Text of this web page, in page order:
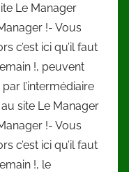
Le Manager
!- Vous
c’est ici qu’il faut
!, peuvent
l’intermédiaire
site Le Manager
!- Vous
c’est ici qu’il faut
!, le